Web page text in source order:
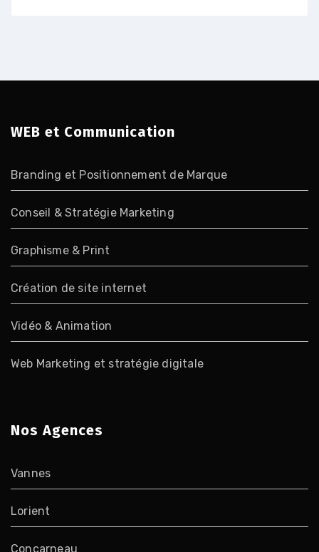
WEB et Communication
Branding et Positionnement de Marque
Conseil & Stratégie Marketing
Graphisme & Print
Création de site internet
Vidéo & Animation
Web Marketing et stratégie digitale
Nos Agences
Vannes
Lorient
Concarneau